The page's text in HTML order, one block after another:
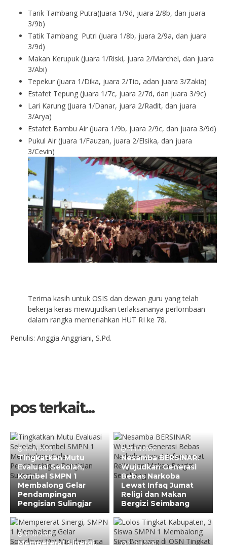
Tarik Tambang Putra(Juara 1/9d, juara 2/8b, dan juara
3/9b)
Tatik Tambang Putri (Juara 1/8b, juara 2/9a, dan juara
3/9d)
Makan Kerupuk (Juara 1/Riski, juara 2/Marchel, dan juara
3/Abi)
Tepekur (Juara 1/Dika, juara 2/Tio, adan juara 3/Zakia)
Estafet Tepung (Juara 1/7c, juara 2/7d, dan juara 3/9c)
Lari Karung (Juara 1/Danar, juara 2/Radit, dan juara
3/Arya)
Estafet Bambu Air (Juara 1/9b, juara 2/9c, dan juara 3/9d)
Pukul Air (Juara 1/Fauzan, juara 2/Elsika, dan juara
3/Cevin)
Terima kasih untuk OSIS dan dewan guru yang telah
bekerja keras mewujudkan terlaksananya perlombaan
dalam rangka memeriahkan HUT RI ke 78.
Penulis: Anggia Anggriani, S.Pd.
pos terkait...
31 Jul 2026
Tingkatkan Mutu
Evaluasi Sekolah,
Kombel SMPN 1
Membalong Gelar
Pendampingan
Pengisian Sulingjar
31 Jul 2026
Nesamba BERSINAR:
Wujudkan Generasi
Bebas Narkoba
Lewat Infaq Jumat
Religi dan Makan
Bergizi Seimbang
31 Jul 2026
Mempererat Sinergi,